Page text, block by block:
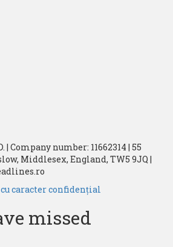
Company number: 11662314 | 55
Middlesex, England, TW5 9JQ |
caracter confidențial
missed